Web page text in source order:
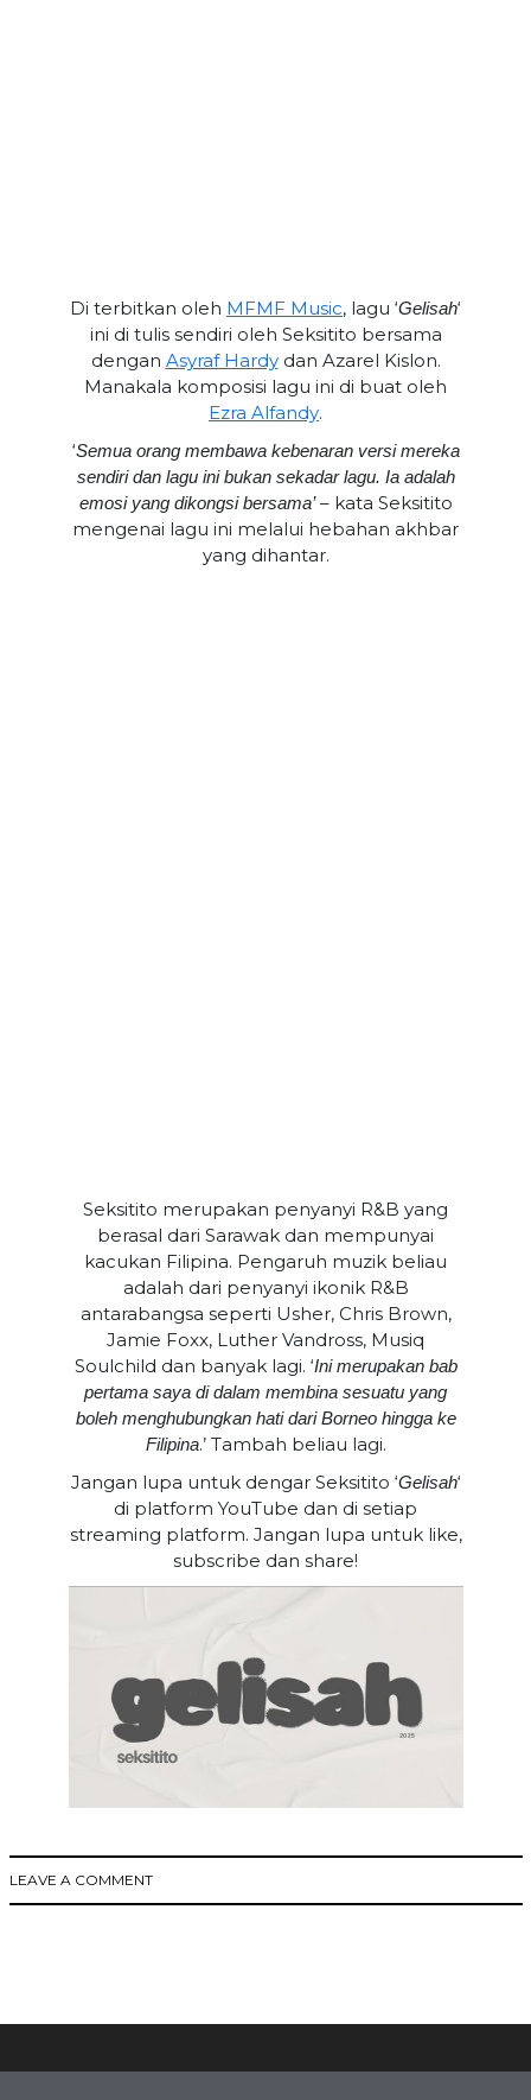
Di terbitkan oleh MFMF Music, lagu ‘Gelisah‘
ini di tulis sendiri oleh Seksitito bersama
dengan Asyraf Hardydan Azarel Kislon.
Manakala komposisi lagu ini di buat oleh
Ezra Alfandy.
‘Semua orang membawa kebenaran versi mereka
sendiri dan lagu ini bukan sekadar lagu. Ia adalah
emosi yang dikongsi bersama’– kata Seksitito
mengenai lagu ini melalui hebahan akhbar
yang dihantar.
Seksitito merupakan penyanyi R&B yang
berasal dari Sarawak dan mempunyai
kacukan Filipina. Pengaruh muzik beliau
adalah dari penyanyi ikonik R&B
antarabangsa seperti Usher, Chris Brown,
Jamie Foxx, Luther Vandross, Musiq
Soulchild dan banyak lagi. ‘Ini merupakan bab
pertama saya di dalam membina sesuatu yang
boleh menghubungkan hati dari Borneo hingga ke
Filipina.’ Tambah beliau lagi.
Jangan lupa untuk dengar Seksitito ‘Gelisah‘
di platform YouTube dan di setiap
streaming platform. Jangan lupa untuk like,
subscribe dan share!
LEAVE A COMMENT